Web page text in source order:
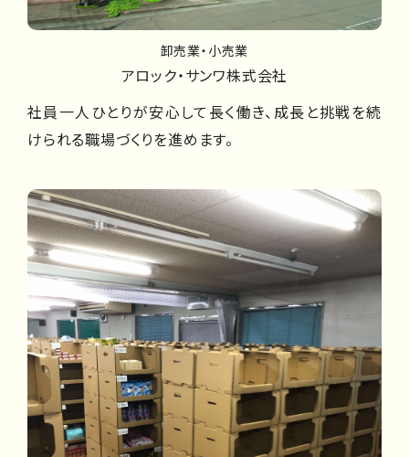
卸売業・小売業
アロック・サンワ株式会社
社員一人ひとりが安心して長く働き、成長と挑戦を続
けられる職場づくりを進めます。